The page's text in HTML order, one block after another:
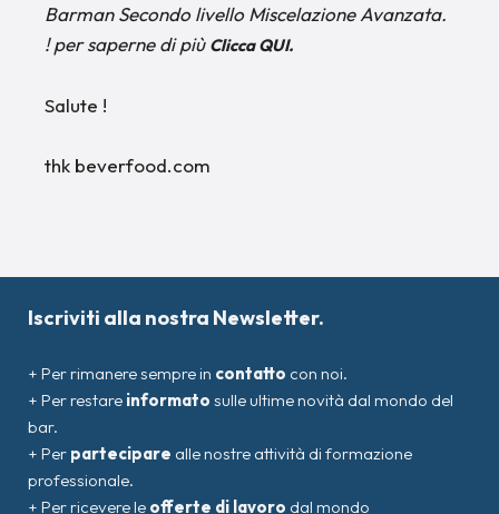
Barman Secondo livello Miscelazione Avanzata.
! per saperne di più Clicca QUI.
Salute !
thk beverfood.com
Iscriviti alla nostra Newsletter.
+ Per rimanere sempre in contatto con noi.
+ Per restare informato sulle ultime novità dal mondo del
bar.
+ Per partecipare alle nostre attività di formazione
professionale.
+ Per ricevere le offerte di lavoro dal mondo